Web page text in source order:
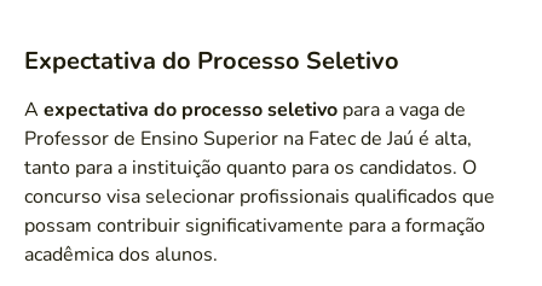
Expectativa do Processo Seletivo
A expectativa do processo seletivo para a vaga de
Professor de Ensino Superior na Fatec de Jaú é alta,
tanto para a instituição quanto para os candidatos. O
concurso visa selecionar profissionais qualificados que
possam contribuir significativamente para a formação
acadêmica dos alunos.